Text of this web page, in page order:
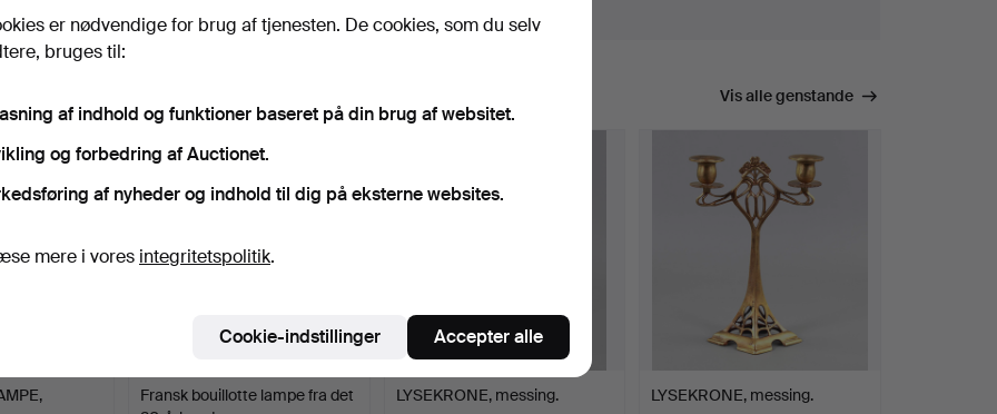
der matcher din søgning Vis alle genstande
Fransk bouillotte lampe fra det
LYSEKRONE, messing. LYSEKRONE, messing.
er nødvendige for brug af tjenesten. De cookies, som du selv
bruges til:
af indhold og funktioner baseret på din brug af websitet.
og forbedring af Auctionet.
af nyheder og indhold til dig på eksterne websites.
mere i vores integritetspolitik.
Cookie-indstillinger Accepter alle